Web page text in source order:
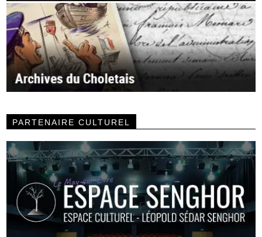
PARTENAIRE CULTUREL